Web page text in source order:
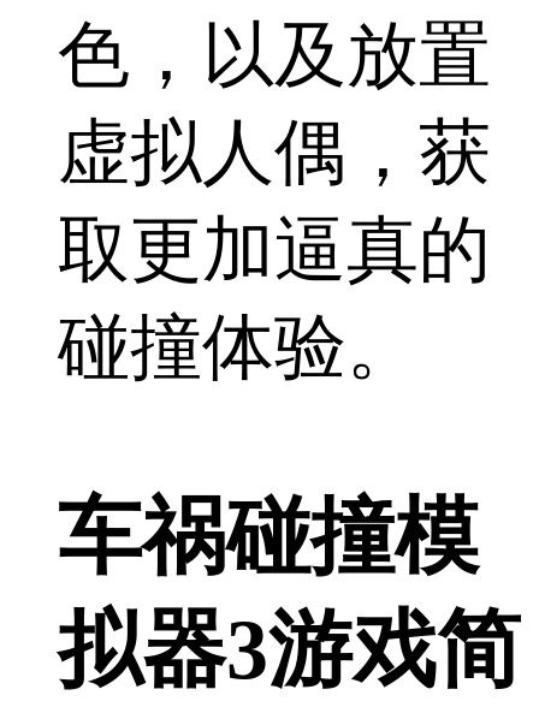
色，以及放置
虚拟人偶，获
取更加逼真的
碰撞体验。
车祸碰撞模
拟器3游戏简